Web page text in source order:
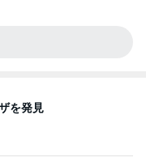
を発見